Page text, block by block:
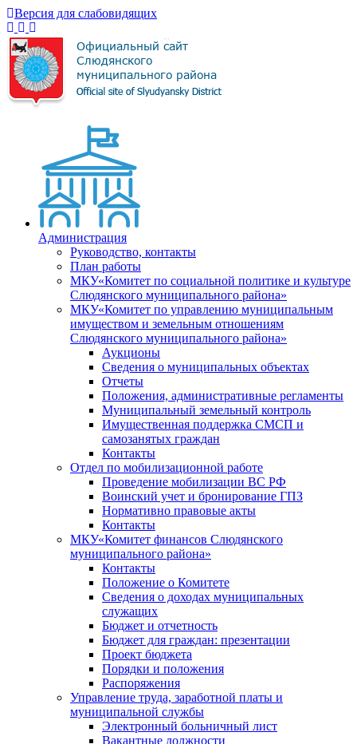
Версия для слабовидящих
Администрация
Руководство, контакты
План работы
МКУ«Комитет по социальной политике и культуре
Слюдянского муниципального района»
МКУ«Комитет по управлению муниципальным
имуществом и земельным отношениям
Слюдянского муниципального района»
Аукционы
Сведения о муниципальных объектах
Отчеты
Положения, административные регламенты
Муниципальный земельный контроль
Имущественная поддержка СМСП и
самозанятых граждан
Контакты
Отдел по мобилизационной работе
Проведение мобилизации ВС РФ
Воинский учет и бронирование ГПЗ
Нормативно правовые акты
Контакты
МКУ«Комитет финансов Слюдянского
муниципального района»
Контакты
Положение о Комитете
Сведения о доходах муниципальных
служащих
Бюджет и отчетность
Бюджет для граждан: презентации
Проект бюджета
Порядки и положения
Распоряжения
Управление труда, заработной платы и
муниципальной службы
Электронный больничный лист
Вакантные должности